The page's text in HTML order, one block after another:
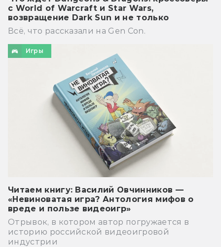
с World of Warcraft и Star Wars,
возвращение Dark Sun и не только
Всё, что рассказали на Gen Con.
Игры
Читаем книгу: Василий Овчинников —
«Невиноватая игра? Антология мифов о
вреде и пользе видеоигр»
Отрывок, в котором автор погружается в
историю российской видеоигровой
индустрии